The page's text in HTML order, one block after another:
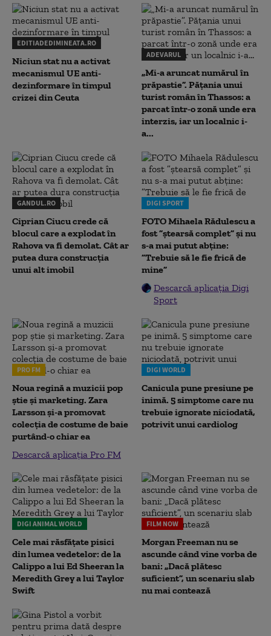
EDITIADEDIMINEATA.RO
Niciun stat nu a activat
mecanismul UE anti-
dezinformare în timpul
crizei din Ceuta
ADEVARUL
„Mi-a aruncat numărul în
prăpastie”. Pățania unui
turist român în Thassos: a
parcat într-o zonă unde era
interzis, iar un localnic i-
a...
GANDUL.RO
Ciprian Ciucu crede că
blocul care a explodat în
Rahova va fi demolat. Cât ar
putea dura construcția
unui alt imobil
DIGI SPORT
FOTO Mihaela Rădulescu a
fost ”ștearsă complet” și nu
s-a mai putut abține:
”Trebuie să le fie frică de
mine”
Descarcă aplicația Digi
Sport
PRO FM
Noua regină a muzicii pop
știe și marketing. Zara
Larsson și-a promovat
colecția de costume de baie
purtând-o chiar ea
Descarcă aplicația Pro FM
DIGI WORLD
Canicula pune presiune pe
inimă. 5 simptome care nu
trebuie ignorate niciodată,
potrivit unui cardiolog
DIGI ANIMAL WORLD
Cele mai răsfățate pisici
din lumea vedetelor: de la
Calippo a lui Ed Sheeran la
Meredith Grey a lui Taylor
Swift
FILM NOW
Morgan Freeman nu se
ascunde când vine vorba de
bani: „Dacă plătesc
suficient”, un scenariu slab
nu mai contează